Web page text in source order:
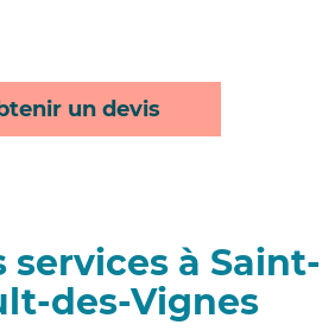
un devis
services à Saint-
des-Vignes